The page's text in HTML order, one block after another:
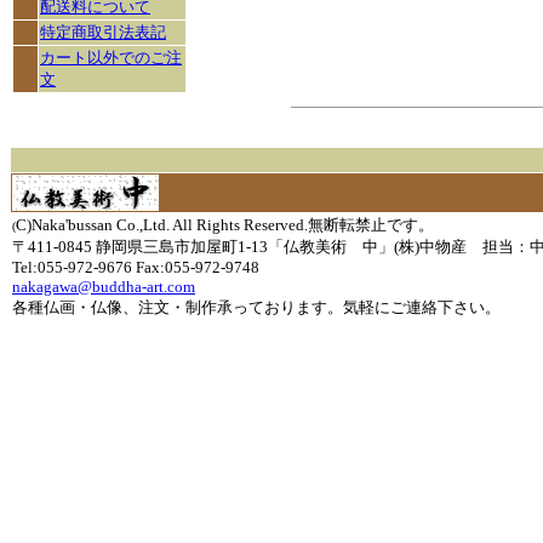
配送料について
特定商取引法表記
カート以外でのご注
文
(C)Naka'bussan Co.,Ltd. All Rights Reserved.無断転禁止です。
〒411-0845 静岡県三島市加屋町1-13「仏教美術 中」(株)中物産 担当：
Tel:055-972-9676 Fax:055-972-9748
nakagawa@buddha-art.com
各種仏画・仏像、注文・制作承っております。気軽にご連絡下さい。